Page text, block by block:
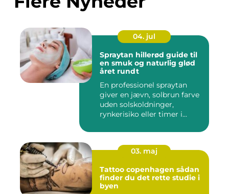
04. jul
Spraytan hillerød guide til
en smuk og naturlig glød
året rundt
En professionel spraytan
giver en jævn, solbrun farve
uden solskoldninger,
rynkerisiko eller timer i...
03. maj
Tattoo copenhagen sådan
finder du det rette studie i
byen